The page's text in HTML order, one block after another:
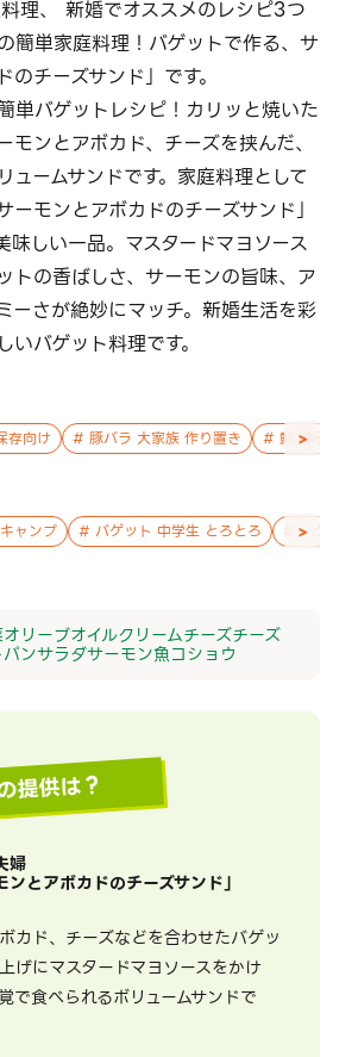
理、 新婚でオススメのレシピ3つ
簡単家庭料理！バゲットで作る、サ
チーズサンド」です。
単バゲットレシピ！カリッと焼いた
モンとアボカド、チーズを挟んだ、
ュームサンドです。家庭料理として
ーモンとアボカドのチーズサンド」
味しい一品。マスタードマヨソース
トの香ばしさ、サーモンの旨味、ア
ーさが絶妙にマッチ。新婚生活を彩
バゲット料理です。
存向け # 豚バラ 大家族 作り置き # 鮭 親子 作
>
ャンプ # バゲット 中学生 とろとろ #バゲッ
>
オリーブオイルクリームチーズチーズ
パンサラダサーモン魚コショウ
提供は？
婦
ンとアボカドのチーズサンド」
カド、チーズなどを合わせたバゲッ
げにマスタードマヨソースをかけ
で食べられるボリュームサンドで